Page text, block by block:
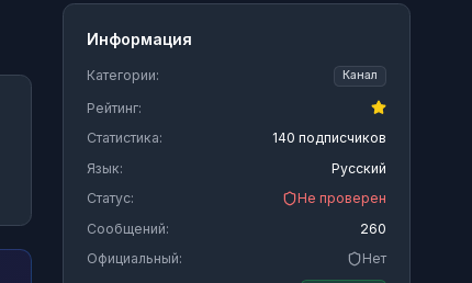
Информация
Категории: Канал
Рейтинг:
Статистика:
140 подписчиков
Язык:
Русский
Статус:
Не проверен
Сообщений:
260
Официальный:
Нет